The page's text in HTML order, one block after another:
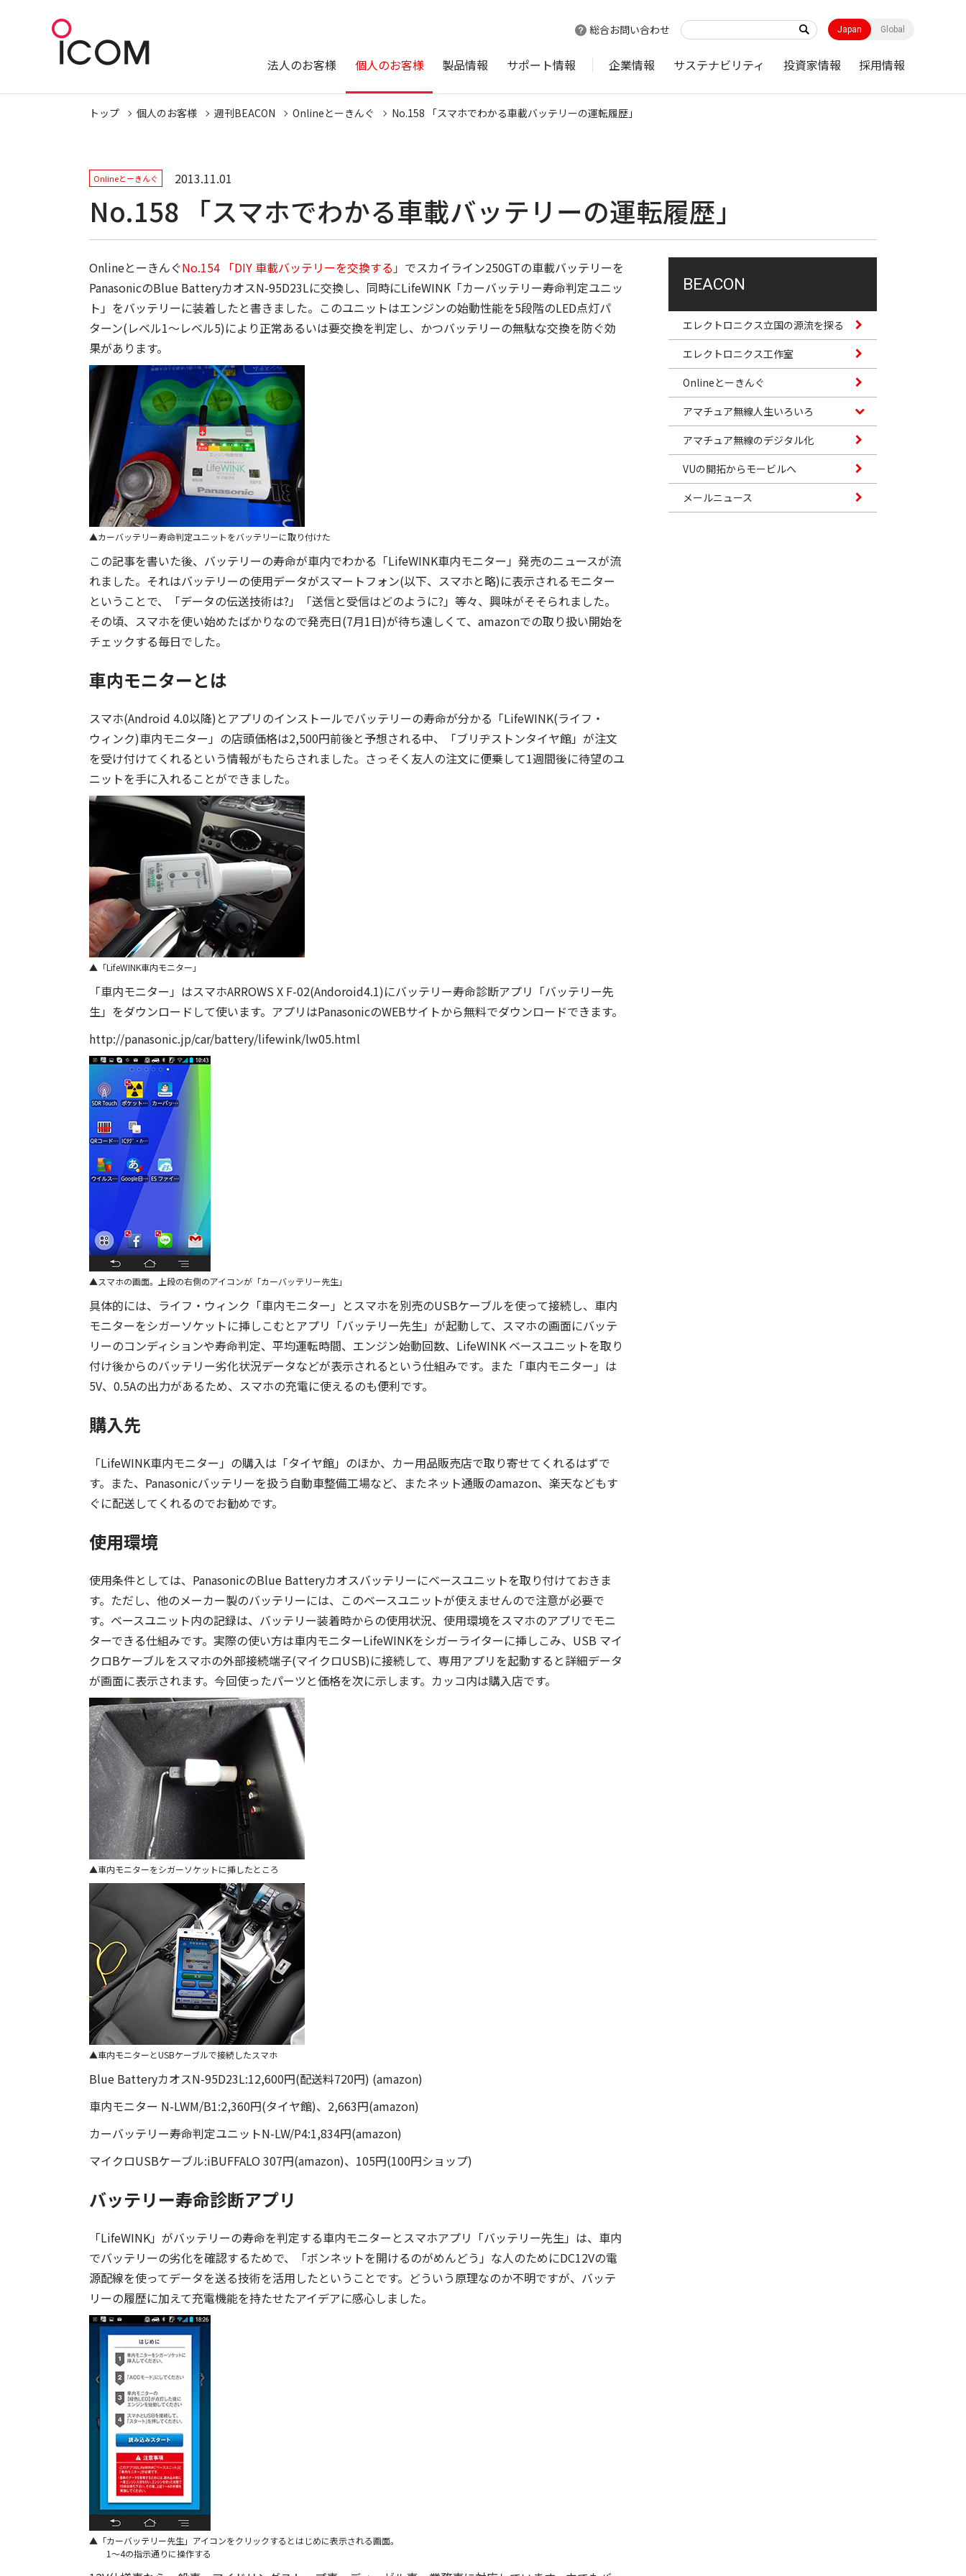
総合お問い合わせ Japan Global
法人のお客様 個人のお客様 製品情報 サポート情報 企業情報 サステナビリティ 投資家情報 採用情報
トップ 個人のお客様 週刊BEACON Onlineとーきんぐ No.158 「スマホでわかる車載バッテリーの運転履歴」
Onlineとーきんぐ 2013.11.01
No.158 「スマホでわかる車載バッテリーの運転履歴」
OnlineとーきんぐNo.154 「DIY 車載バッテリーを交換する」 でスカイライン250GTの車載バッテリーを
PanasonicのBlue BatteryカオスN-95D23Lに交換し、同時にLifeWINK「カーバッテリー寿命判定ユニッ
ト」をバッテリーに装着したと書きました。このユニットはエンジンの始動性能を5段階のLED点灯パ
ターン(レベル1〜レベル5)により正常あるいは要交換を判定し、かつバッテリーの無駄な交換を防ぐ効
果があります。
カーバッテリー寿命判定ユニットをバッテリーに取り付けた
この記事を書いた後、バッテリーの寿命が車内でわかる「LifeWINK車内モニター」発売のニュースが流
れました。それはバッテリーの使用データがスマートフォン(以下、スマホと略)に表示されるモニター
ということで、「データの伝送技術は?」「送信と受信はどのように?」等々、興味がそそられました。
その頃、スマホを使い始めたばかりなので発売日(7月1日)が待ち遠しくて、amazonでの取り扱い開始を
チェックする毎日でした。
車内モニターとは
スマホ(Android 4.0以降)とアプリのインストールでバッテリーの寿命が分かる「LifeWINK(ライフ・
ウィンク)車内モニター」の店頭価格は2,500円前後と予想される中、「ブリヂストンタイヤ館」が注文
を受け付けてくれるという情報がもたらされました。さっそく友人の注文に便乗して1週間後に待望のユ
ニットを手に入れることができました。
「LifeWINK車内モニター」
「車内モニター」はスマホARROWS X F-02(Andoroid4.1)にバッテリー寿命診断アプリ「バッテリー先
生」をダウンロードして使います。アプリはPanasonicのWEBサイトから無料でダウンロードできます。
http://panasonic.jp/car/battery/lifewink/lw05.html
スマホの画面。上段の右側のアイコンが「カーバッテリー先生」
具体的には、ライフ・ウィンク「車内モニター」とスマホを別売のUSBケーブルを使って接続し、車内
モニターをシガーソケットに挿しこむとアプリ「バッテリー先生」が起動して、スマホの画面にバッテ
リーのコンディションや寿命判定、平均運転時間、エンジン始動回数、LifeWINK ベースユニットを取り
付け後からのバッテリー劣化状況データなどが表示されるという仕組みです。また「車内モニター」は
5V、0.5Aの出力があるため、スマホの充電に使えるのも便利です。
購入先
「LifeWINK車内モニター」の購入は「タイヤ館」のほか、カー用品販売店で取り寄せてくれるはずで
す。また、Panasonicバッテリーを扱う自動車整備工場など、またネット通販のamazon、楽天などもす
ぐに配送してくれるのでお勧めです。
使用環境
使用条件としては、PanasonicのBlue Batteryカオスバッテリーにベースユニットを取り付けておきま
す。ただし、他のメーカー製のバッテリーには、このベースユニットが使えませんので注意が必要で
す。ベースユニット内の記録は、バッテリー装着時からの使用状況、使用環境をスマホのアプリでモニ
ターできる仕組みです。実際の使い方は車内モニターLifeWINKをシガーライターに挿しこみ、USB マイ
クロBケーブルをスマホの外部接続端子(マイクロUSB)に接続して、専用アプリを起動すると詳細データ
が画面に表示されます。今回使ったパーツと価格を次に示します。カッコ内は購入店です。
車内モニターをシガーソケットに挿したところ
車内モニターとUSBケーブルで接続したスマホ
Blue BatteryカオスN-95D23L:12,600円(配送料720円) (amazon)
車内モニター N-LWM/B1:2,360円(タイヤ館)、2,663円(amazon)
カーバッテリー寿命判定ユニットN-LW/P4:1,834円(amazon)
マイクロUSBケーブル:iBUFFALO 307円(amazon)、105円(100円ショップ)
バッテリー寿命診断アプリ
「LifeWINK」がバッテリーの寿命を判定する車内モニターとスマホアプリ「バッテリー先生」は、車内
でバッテリーの劣化を確認するためで、「ボンネットを開けるのがめんどう」な人のためにDC12Vの電
源配線を使ってデータを送る技術を活用したということです。どういう原理なのか不明ですが、バッテ
リーの履歴に加えて充電機能を持たせたアイデアに感心しました。
「カーバッテリー先生」アイコンをクリックするとはじめに表示される画面。
1〜4の指示通りに操作する
BEACON
エレクトロニクス立国の源流を探る
エレクトロニクス工作室
Onlineとーきんぐ
アマチュア無線人生いろいろ
アマチュア無線のデジタル化
VUの開拓からモービルへ
メールニュース